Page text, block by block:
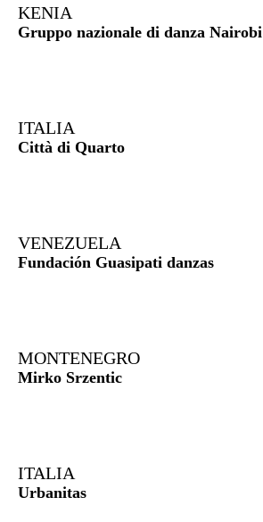
KENIA
Gruppo nazionale di danza Nairobi
ITALIA
Città di Quarto
VENEZUELA
Fundación Guasipati danzas
MONTENEGRO
Mirko Srzentic
ITALIA
Urbanitas